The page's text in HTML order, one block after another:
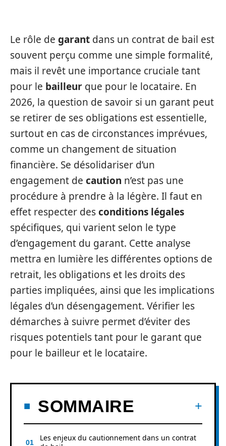
Le rôle de garant dans un contrat de bail est
souvent perçu comme une simple formalité,
mais il revêt une importance cruciale tant
pour le bailleur que pour le locataire. En
2026, la question de savoir si un garant peut
se retirer de ses obligations est essentielle,
surtout en cas de circonstances imprévues,
comme un changement de situation
financière. Se désolidariser d’un
engagement de caution n’est pas une
procédure à prendre à la légère. Il faut en
effet respecter desconditions légales
spécifiques, qui varient selon le type
d’engagement du garant. Cette analyse
mettra en lumière les différentes options de
retrait, les obligations et les droits des
parties impliquées, ainsi que les implications
légales d’un désengagement. Vérifier les
démarches à suivre permet d’éviter des
risques potentiels tant pour le garant que
pour le bailleur et le locataire.
SOMMAIRE
Les enjeux du cautionnement dans un contrat